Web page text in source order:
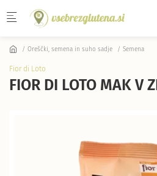
Skip to main content
Oreščki, semena in suho sadje Semena
Fior di Loto
FIOR DI LOTO MAK V